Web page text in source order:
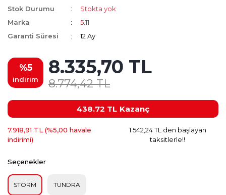
Stok Durumu
Stokta yok
Marka
5.11
Garanti Süresi
12 Ay
%5
indirim
8.335,70 TL
8.774,42 TL
438.72 TL Kazanç
7.918,91 TL (%5,00 havale
indirimi)
1.542,24 TL den başlayan
taksitlerle!!
Seçenekler
STORM TUNDRA